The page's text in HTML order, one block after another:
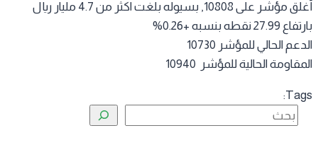
أغلق مؤشر على 10808, بسيوله بلغت اكثر من 4.7 مليار ريال
نقطه بنسبه +0.26%
الحالي للمؤشر 10730
الحالية للمؤشر 10940
البحث